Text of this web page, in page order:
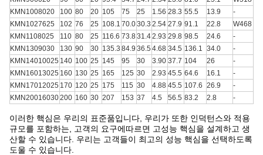
KMN1008020
100 80 20 105 75 25 1.56 28.3 55.5 13.9
-
KMN1027625
102 76 25 108.1 70.030.3 2.54 27.9 91.1 22.8
W468
KMN1108025
110 80 25 116.6 73.831.42.93 29.8 98.5 24.6
-
KMN1309030
130 90 30 135.3 84.9 36.5 4.68 34.5 136.1 34.0
-
KMN14010025 140 100 25 145 95 30 3.90 37.7 104 26
-
KMN16013025 160 130 25 165 125 30 2.93 45.5 64.6 16.1
-
KMN17012025 170 120 25 175 115 30 4.88 45.5 107.6 26.9
-
KMN20016030200 160 30 207 153 37 4.5 56.5 83.2 2.8 -
이러한 핵심은 우리의 표준품입니다, 우리가 또한 인덕턴스와 적용
규모를 포함하는, 고객의 요구에따르면 고성능 핵심을 설계하고 생
산할 수 있습니다. 우리는 고객들이 최고의 성능 핵심을 선택하도록
도울 수 있습니다.